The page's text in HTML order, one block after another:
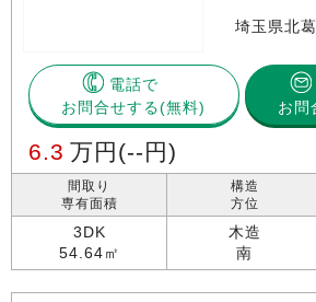
埼玉県北
電話で
お問合せする
お問
6.3 万円 (--円)
間取り
専有面積
3DK
54.64㎡
構造
方位
木造
南